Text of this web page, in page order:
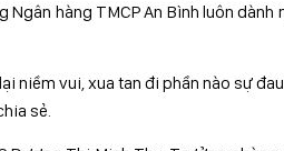
hàng TMCP An Bình luôn
niềm vui, xua tan đi phần nào sự
sẻ.